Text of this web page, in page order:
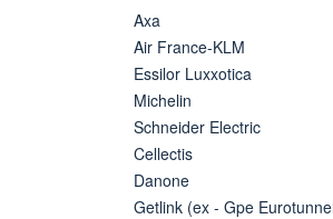
Axa
Air France-KLM
Essilor Luxxotica
Michelin
Schneider Electric
Cellectis
Danone
Getlink (ex - Gpe